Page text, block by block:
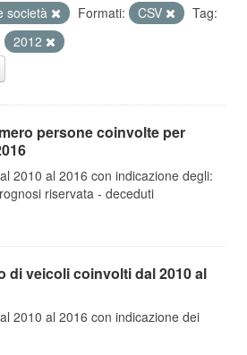
società Formati: CSV
Tag:
2012
persone coinvolte per
2010 al 2016 con indicazione degli:
riservata - deceduti
di veicoli coinvolti dal 2010 al
2010 al 2016 con indicazione dei